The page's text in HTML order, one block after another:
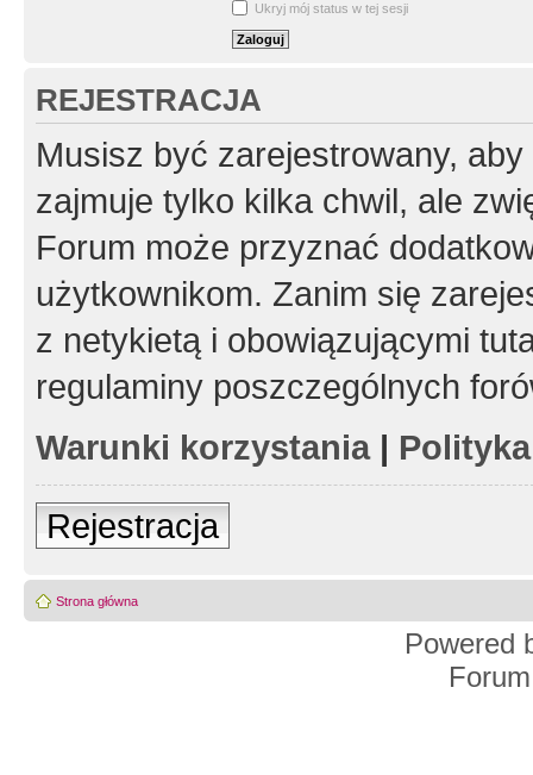
Ukryj mój status w tej sesji
REJESTRACJA
Musisz być zarejestrowany,
zajmuje tylko kilka chwil, ale
Forum może przyznać
użytkownikom. Zanim się
z netykietą i obowiązującymi
regulaminy poszczególnych
Warunki korzystania|
Rejestracja
Strona główna
Powered